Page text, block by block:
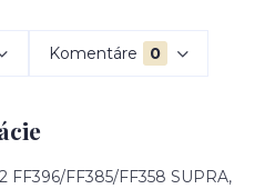
Komentáre 0
FF396/FF385/FF358 SUPRA,